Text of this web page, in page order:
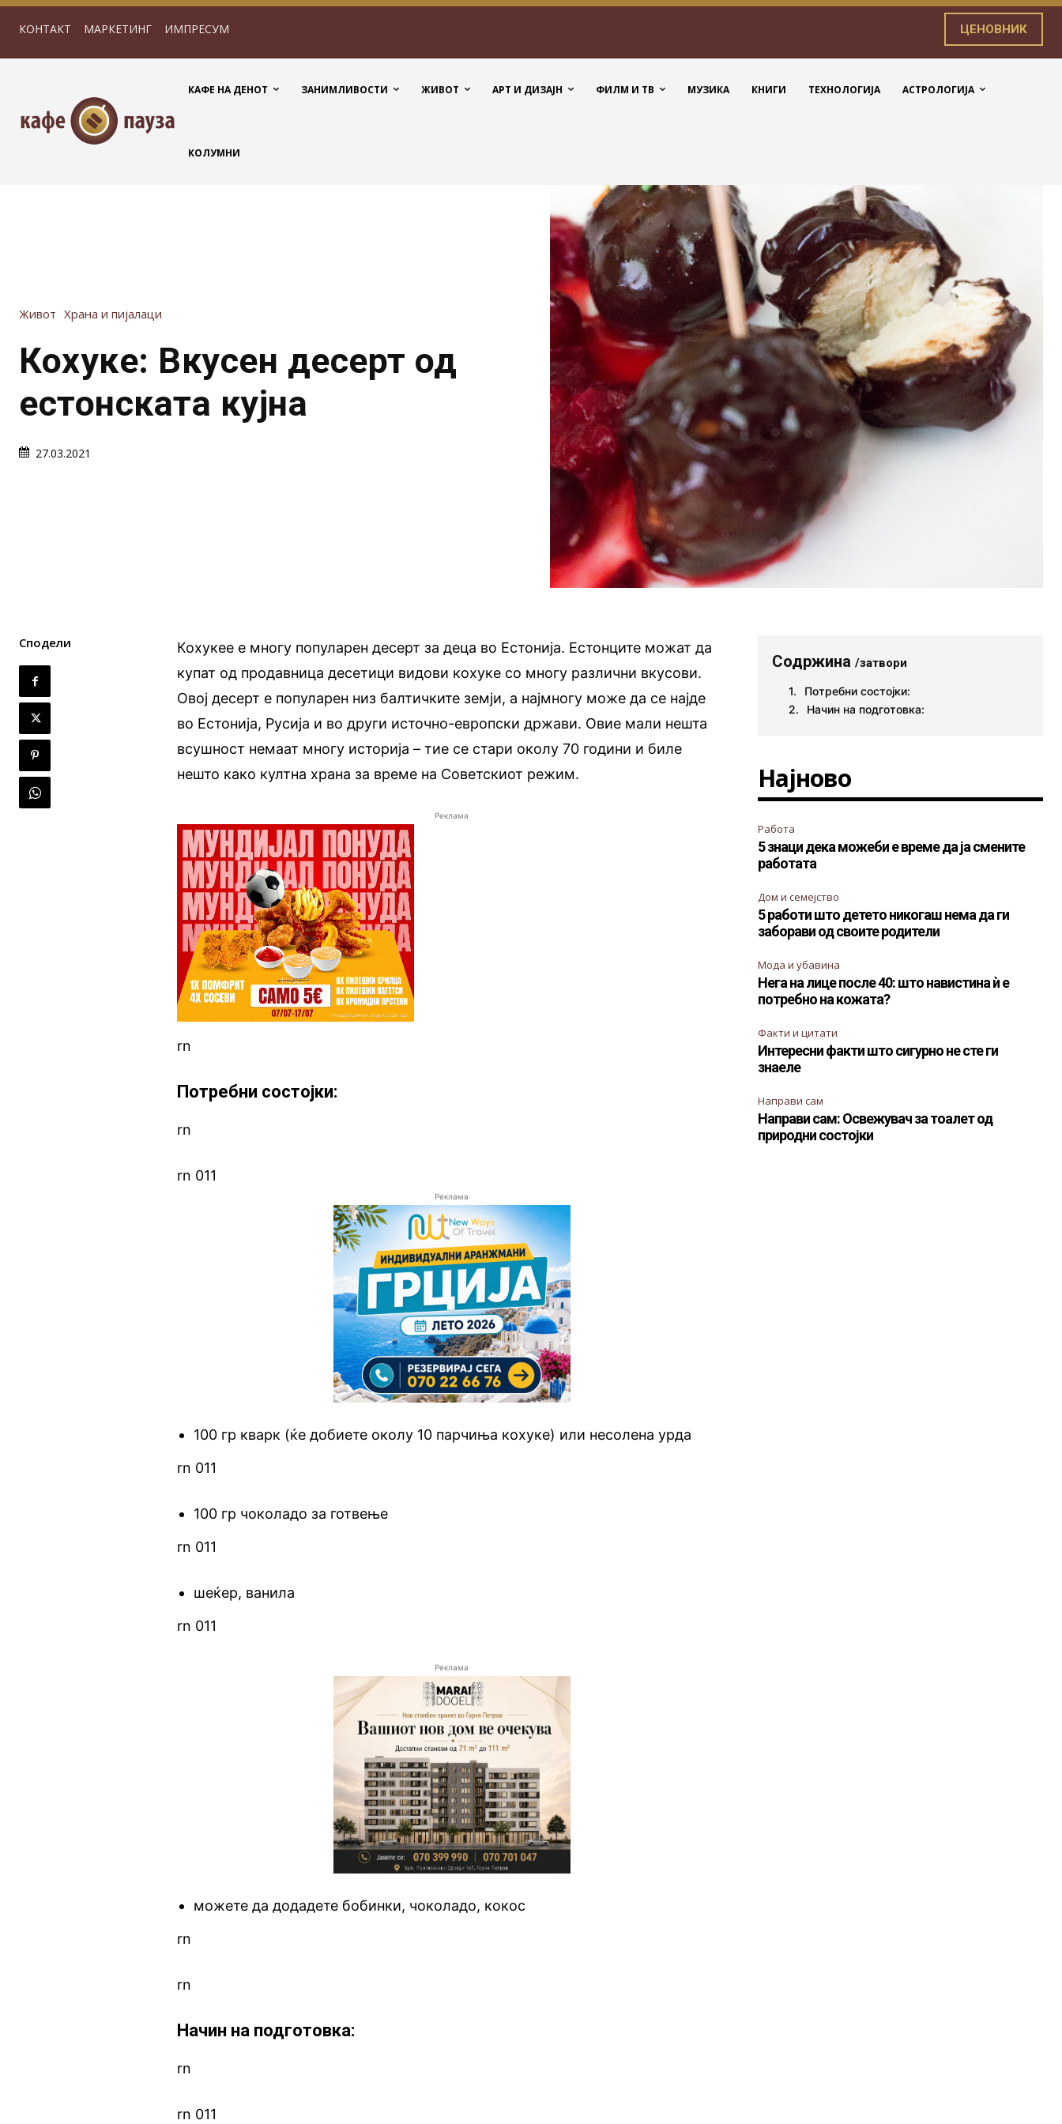
КОНТАКТ МАРКЕТИНГ ИМПРЕСУМ ЦЕНОВНИК
КАФЕ НА ДЕНОТ ЗАНИМЛИВОСТИ ЖИВОТ АРТ И ДИЗАЈН ФИЛМ И ТВ МУЗИКА КНИГИ ТЕХНОЛОГИЈА АСТРОЛОГИЈА
КОЛУМНИ
Живот Храна и пијалаци
Кохуке: Вкусен десерт од
естонската кујна
27.03.2021
Сподели
Кохукее е многу популарен десерт за деца во Естонија. Естонците можат да
купат од продавница десетици видови кохуке со многу различни вкусови.
Овој десерт е популарен низ балтичките земји, а најмногу може да се најде
во Естонија, Русија и во други источно-европски држави. Овие мали нешта
всушност немаат многу историја – тие се стари околу 70 години и биле
нешто како култна храна за време на Советскиот режим.
Реклама
rn
Потребни состојки:
rn
rn 011
Реклама
100 гр кварк (ќе добиете околу 10 парчиња кохуке) или несолена урда
rn 011
100 гр чоколадо за готвење
rn 011
шеќер, ванила
rn 011
Реклама
можете да додадете бобинки, чоколадо, кокос
rn
rn
Начин на подготовка:
rn
rn 011
Содржина/затвори
Потребни состојки:
Начин на подготовка:
Најново
Работа
5 знаци дека можеби е време да ја смените
работата
Дом и семејство
5 работи што детето никогаш нема да ги
заборави од своите родители
Мода и убавина
Нега на лице после 40: што навистина ѝ е
потребно на кожата?
Факти и цитати
Интересни факти што сигурно не сте ги
знаеле
Направи сам
Направи сам: Освежувач за тоалет од
природни состојки